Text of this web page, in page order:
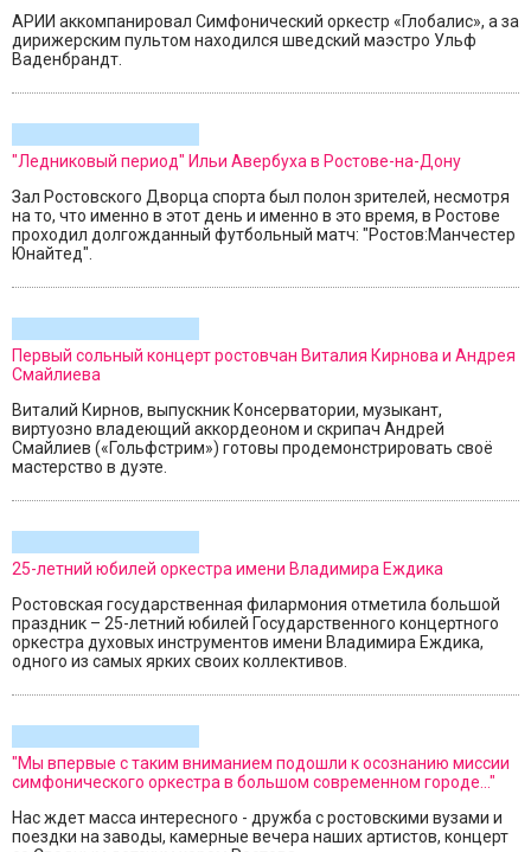
АРИИ аккомпанировал Симфонический оркестр «Глобалис», а за
дирижерским пультом находился шведский маэстро Ульф
Ваденбрандт.
"Ледниковый период" Ильи Авербуха в Ростове-на-Дону
Зал Ростовского Дворца спорта был полон зрителей, несмотря
на то, что именно в этот день и именно в это время, в Ростове
проходил долгожданный футбольный матч: "Ростов:Maнчecтep
Юнaйтeд".
Первый сольный концерт ростовчан Виталия Кирнова и Андрея
Смайлиева
Виталий Кирнов, выпускник Консерватории, музыкант,
виртуозно владеющий аккордеоном и скрипач Андрей
Смайлиев («Гольфстрим») готовы продемонстрировать своё
мастерство в дуэте.
25-летний юбилей оркестра имени Владимира Еждика
Ростовская государственная филармония отметила большой
праздник – 25-летний юбилей Государственного концертного
оркестра духовых инструментов имени Владимира Еждика,
одного из самых ярких своих коллективов.
"Мы впервые с таким вниманием подошли к осознанию миссии
симфонического оркестра в большом современном городе..."
Нас ждет масса интересного - дружба с ростовскими вузами и
поездки на заводы, камерные вечера наших артистов, концерт